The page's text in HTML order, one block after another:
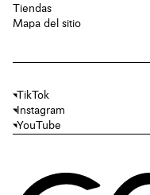
Tiendas
Mapa del sitio
TikTok
Instagram
YouTube